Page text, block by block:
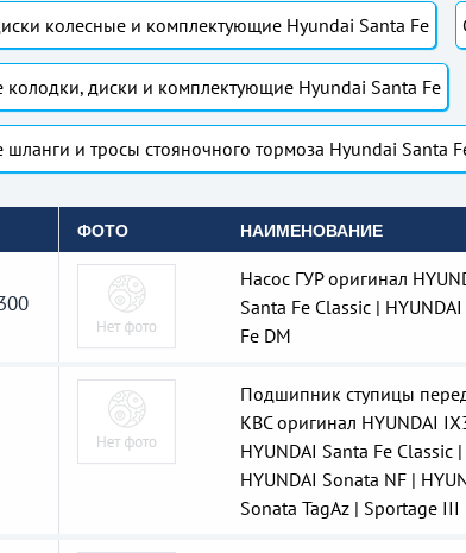
колесные и комплектующие Hyundai Santa Fe
колодки, диски и комплектующие Hyundai Santa Fe
и тросы стояночного тормоза Hyundai Santa
ФОТО НАИМЕНОВАНИЕ
Насос ГУР оригинал
Santa Fe Classic |
Fe DM
Подшипник ступицы
KBC оригинал HYUNDAI
HYUNDAI Santa Fe Classic |
HYUNDAI Sonata NF |
Sonata TagAz | Sportage III